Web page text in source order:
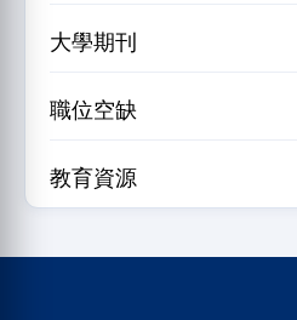
大學期刊
職位空缺
教育資源